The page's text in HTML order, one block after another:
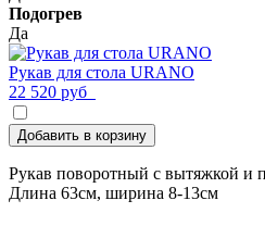
Подогрев
Да
Рукав для стола URANO
22 520 руб
Добавить в корзину
Рукав поворотный с вытяжкой и
Длина 63см, ширина 8-13см